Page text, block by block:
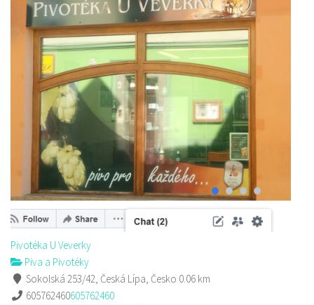
Pivotéka U Veverky
Piva a Pivotéky
Sokolská 253/42, Česká Lípa, Česko 0.06 km
605762460605762460